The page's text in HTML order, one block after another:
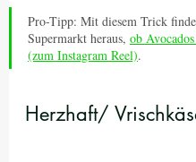
Pro-Tipp: Mit diesem Trick
Supermarkt heraus, ob
(zum Instagram Reel).
Herzhaft/